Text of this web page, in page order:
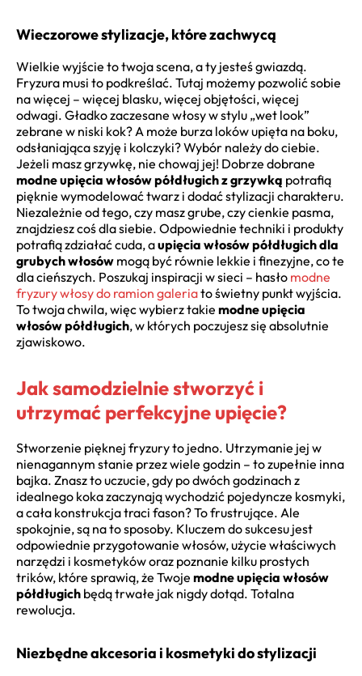
Wieczorowe stylizacje, które zachwycą
Wielkie wyjście to twoja scena, a ty jesteś gwiazdą.
Fryzura musi to podkreślać. Tutaj możemy pozwolić sobie
na więcej – więcej blasku, więcej objętości, więcej
odwagi. Gładko zaczesane włosy w stylu „wet look”
zebrane w niski kok? A może burza loków upięta na boku,
odsłaniająca szyję i kolczyki? Wybór należy do ciebie.
Jeżeli masz grzywkę, nie chowaj jej! Dobrze dobrane
modne upięcia włosów półdługich z grzywką potrafią
pięknie wymodelować twarz i dodać stylizacji charakteru.
Niezależnie od tego, czy masz grube, czy cienkie pasma,
znajdziesz coś dla siebie. Odpowiednie techniki i produkty
potrafią zdziałać cuda, aupięcia włosów półdługich dla
grubych włosów mogą być równie lekkie i finezyjne, co te
dla cieńszych. Poszukaj inspiracji w sieci – hasło modne
fryzury włosy do ramion galeriato świetny punkt wyjścia.
To twoja chwila, więc wybierz takie modne upięcia
włosów półdługich, w których poczujesz się absolutnie
zjawiskowo.
Jak samodzielnie stworzyć i
utrzymać perfekcyjne upięcie?
Stworzenie pięknej fryzury to jedno. Utrzymanie jej w
nienagannym stanie przez wiele godzin – to zupełnie inna
bajka. Znasz to uczucie, gdy po dwóch godzinach z
idealnego koka zaczynają wychodzić pojedyncze kosmyki,
a cała konstrukcja traci fason? To frustrujące. Ale
spokojnie, są na to sposoby. Kluczem do sukcesu jest
odpowiednie przygotowanie włosów, użycie właściwych
narzędzi i kosmetyków oraz poznanie kilku prostych
trików, które sprawią, że Twoje modne upięcia włosów
półdługich będą trwałe jak nigdy dotąd. Totalna
rewolucja.
Niezbędne akcesoria i kosmetyki do stylizacji